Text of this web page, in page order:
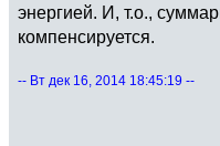
энергией. И, т.о.,
компенсируется.
-- Вт дек 16, 2014 18:45:19 --